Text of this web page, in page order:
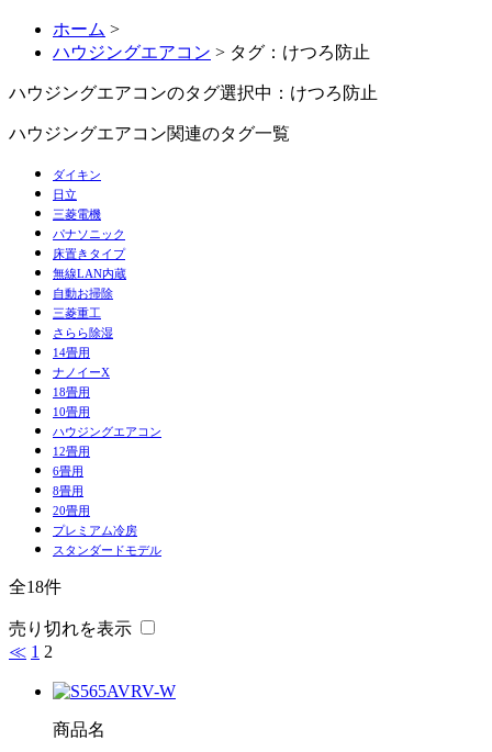
ホーム >
ハウジングエアコン > タグ：けつろ防止
ハウジングエアコンのタグ選択中：けつろ防止
ハウジングエアコン関連のタグ一覧
ダイキン
日立
三菱電機
パナソニック
床置きタイプ
無線LAN内蔵
自動お掃除
三菱重工
さらら除湿
14畳用
ナノイーX
18畳用
10畳用
ハウジングエアコン
12畳用
6畳用
8畳用
20畳用
プレミアム冷房
スタンダードモデル
全18件
売り切れを表示
≪ 1 2
商品名